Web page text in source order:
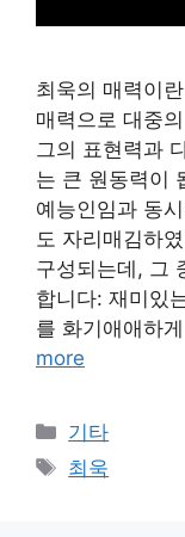
최욱의 매력이
매력으로 대중
그의 표현력과
는 큰 원동력이
예능인임과 동
도 자리매김하
구성되는데, 그
합니다: 재미있
를 화기애애하
more
Categories
기타
Tags
최욱